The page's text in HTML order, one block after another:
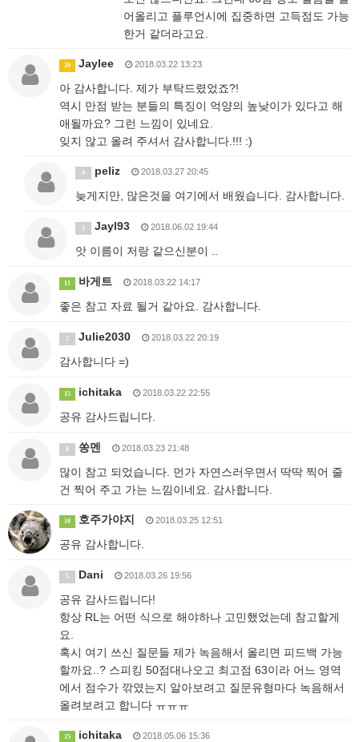
어올리고 플루언시에 집중하면 고득점도 가능
한거 같더라고요.
20 Jaylee 2018.03.22 13:23
아 감사합니다. 제가 부탁드렸었죠?!
역시 만점 받는 분들의 특징이 억양의 높낮이가 있다고 해
애될까요? 그런 느낌이 있네요.
잊지 않고 올려 주셔서 감사합니다.!!! :)
4 peliz 2018.03.27 20:45
늦게지만, 많은것을 여기에서 배웠습니다. 감사합니다.
3 Jayl93 2018.06.02 19:44
앗 이름이 저랑 같으신분이 ..
11 바게트 2018.03.22 14:17
좋은 참고 자료 될거 같아요. 감사합니다.
2 Julie2030 2018.03.22 20:19
감사합니다 =)
15 ichitaka 2018.03.22 22:55
공유 감사드립니다.
쏭멘 2018.03.23 21:48
많이 참고 되었습니다. 먼가 자연스러우면서 딱딱 찍어 줄
건 찍어 주고 가는 느낌이네요. 감사합니다.
10 호주가야지 2018.03.25 12:51
공유 감사합니다.
5 Dani 2018.03.26 19:56
공유 감사드립니다!
항상 RL는 어떤 식으로 해야하나 고민했었는데 참고할게
요.
혹시 여기 쓰신 질문들 제가 녹음해서 올리면 피드백 가능
할까요..? 스피킹 50점대나오고 최고점 63이라 어느 영역
에서 점수가 깎였는지 알아보려고 질문유형마다 녹음해서
올려보려고 합니다 ㅠㅠㅠ
15 ichitaka 2018.05.06 15:36